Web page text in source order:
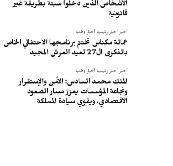
الأشخاص الذين دخلوا سبتة بطريقة غير
قانونية
أخبار أخبار رئيسية أخبار وطنية
عمالة مكناس تختتم برنامجها الاحتفالي الخاص
بالذكرى ال27 لعيد العرش المجيد
أخبار أخبار رئيسية أخبار وطنية
الملك محمد السادس: الأمن والإستقرار
ونجاعة المؤسسات يعزز مسار الصعود
الاقتصادي، ويقوي سيادة المملكة